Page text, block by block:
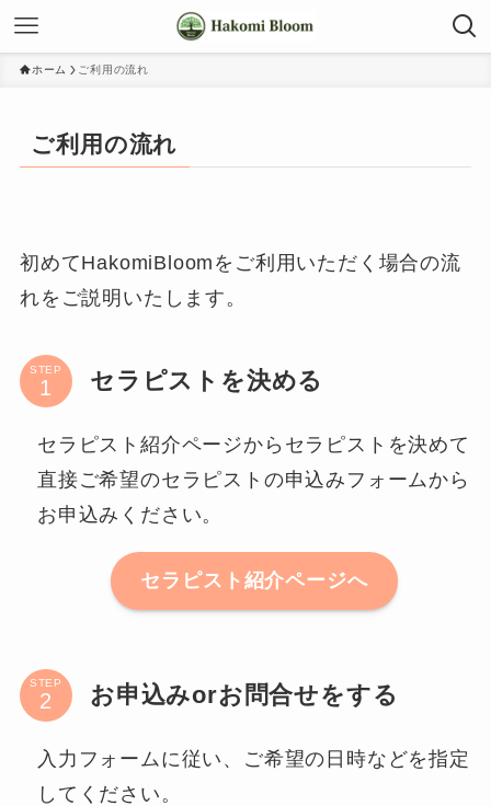
ホーム ご利用の流れ
ご利用の流れ
初めてHakomiBloomをご利用いただく場合の流
れをご説明いたします。
STEP セラピストを決める
セラピスト紹介ページからセラピストを決めて
直接ご希望のセラピストの申込みフォームから
お申込みください。
セラピスト紹介ページへ
STEP お申込みorお問合せをする
入力フォームに従い、ご希望の日時などを指定
してください。